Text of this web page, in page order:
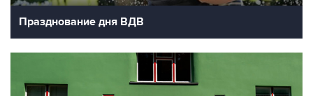
Празднование дня ВДВ